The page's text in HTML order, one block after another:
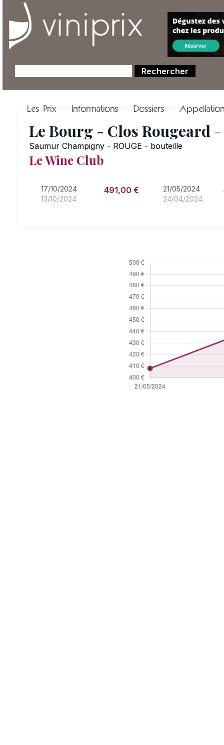
Les Prix Informations Dossiers
Le Bourg - Clos Rougeard -
Saumur Champigny - ROUGE - bouteille
Le Wine Club
17/10/2024
13/10/2024
491,00 €
21/05/2024
24/04/2024